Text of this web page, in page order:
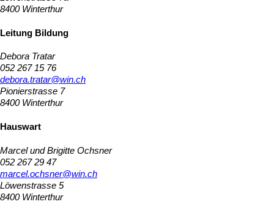
8400 Winterthur
Leitung Bildung
Debora Tratar
052 267 15 76
debora.tratar@win.ch
Pionierstrasse 7
8400 Winterthur
Hauswart
Marcel und Brigitte Ochsner
052 267 29 47
marcel.ochsner@win.ch
Löwenstrasse 5
8400 Winterthur